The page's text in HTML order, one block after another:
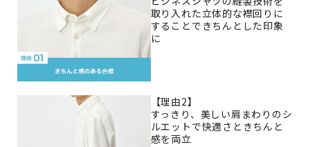
取り入れた立体的な襟回りに
することできちんとした印象
に
【理由2】
すっきり、美しい肩まわりのシ
ルエットで快適さときちんと
感を両立